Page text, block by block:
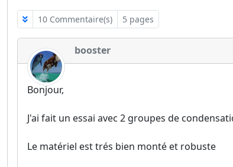
10 Commentaire(s) 5 pages
booster
Bonjour,
J'ai fait un essai avec 2 groupes de
Le matériel est trés bien monté et robuste